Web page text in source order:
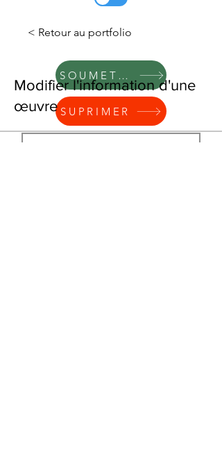
SOUMETTRE
SUPRIMER
< Retour au portfolio
Modifier l'information d'une
œuvre